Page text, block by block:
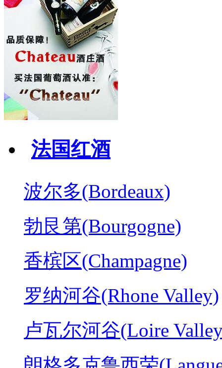
法国红酒
波尔多(Bordeaux)
勃艮第(Bourgogne)
香槟区(Champagne)
罗纳河谷(Rhone Valley)
卢瓦尔河谷(Loire